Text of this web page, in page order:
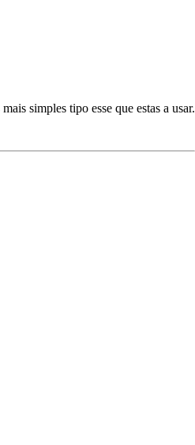
simples tipo esse que estas a usar.